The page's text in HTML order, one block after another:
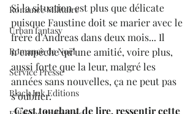
Romance Militaire
Urban fantasy
Romance de Noël
Service Presse
Black Ink Editions
Si la situation est plus que délicate
puisque Faustine doit se marier avec le
frère d’Andreas dans deux mois... Il
n’empêche qu’une amitié, voire plus,
aussi forte que la leur, malgré les
années sans nouvelles, ça ne peut pas
s’oublier.
C’est touchant de lire, ressentir cette